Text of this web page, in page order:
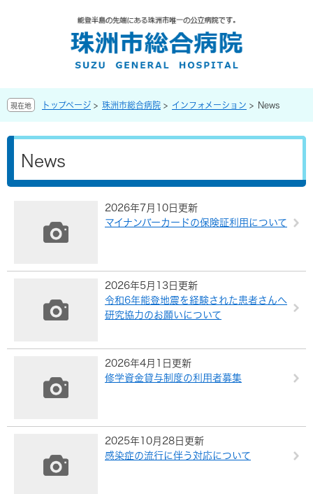
す
。
し
て
本
現在地 トップページ > 珠洲市総合病院 > インフォメーション > News
本
News
2026年7月10日更新
マイナンバーカードの保険証利用について
2026年5月13日更新
令和6年能登地震を経験された患者さんへ
研究協力のお願いについて
2026年4月1日更新
修学資金貸与制度の利用者募集
2025年10月28日更新
感染症の流行に伴う対応について